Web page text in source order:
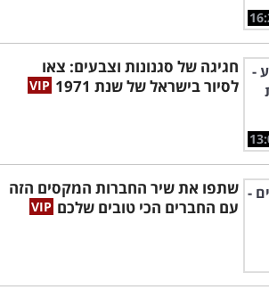
חגיגה של סגנונות וצבעים: צאו
לסיור בישראל של שנת 1971
שתפו את שיר החברות המקסים הזה
עם החברים הכי טובים שלכם